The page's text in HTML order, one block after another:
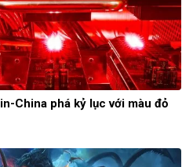
China phá kỷ lục với màu đỏ